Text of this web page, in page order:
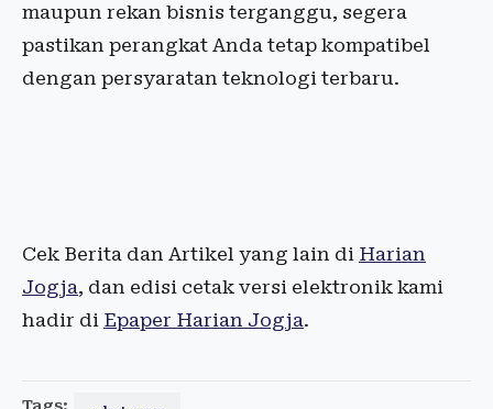
maupun rekan bisnis terganggu, segera
pastikan perangkat Anda tetap kompatibel
dengan persyaratan teknologi terbaru.
Cek Berita dan Artikel yang lain di Harian
Jogja, dan edisi cetak versi elektronik kami
hadir di Epaper Harian Jogja.